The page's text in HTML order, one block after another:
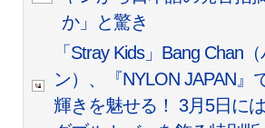
か」と驚き
「Stray Kids」Bang Chan
ン）、『NYLON JAPAN』
輝きを魅せる！ 3月5日に